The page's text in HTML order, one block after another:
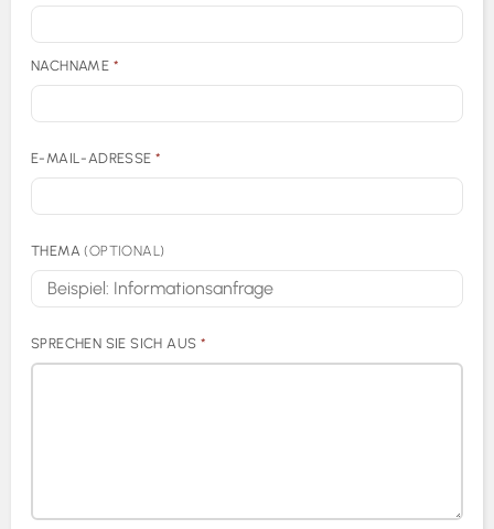
NACHNAME *
E-MAIL-ADRESSE*
THEMA(OPTIONAL)
SPRECHEN SIE SICH AUS *